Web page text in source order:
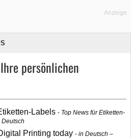
Anzeige
persönlichen
Labels
Top News für Etiketten-
Printing today
in Deutsch –